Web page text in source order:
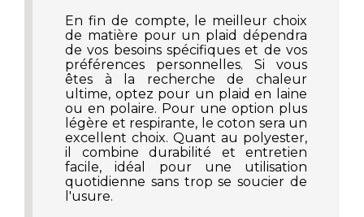
En fin de compte, le meilleur choix
de matière pour un plaid dépendra
de vos besoins spécifiques et de vos
préférences personnelles. Si vous
êtes à la recherche de chaleur
ultime, optez pour un plaid en laine
ou en polaire. Pour une option plus
légère et respirante, le coton sera un
excellent choix. Quant au polyester,
il combine durabilité et entretien
facile, idéal pour une utilisation
quotidienne sans trop se soucier de
l'usure.